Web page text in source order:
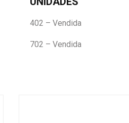
402 – Vendida
702 – Vendida